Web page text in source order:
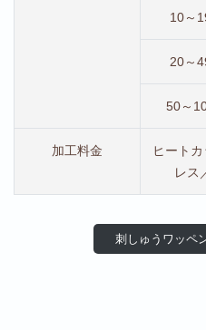
10～
20～
50～
加工料金
ヒート
レス
刺しゅうワッペ